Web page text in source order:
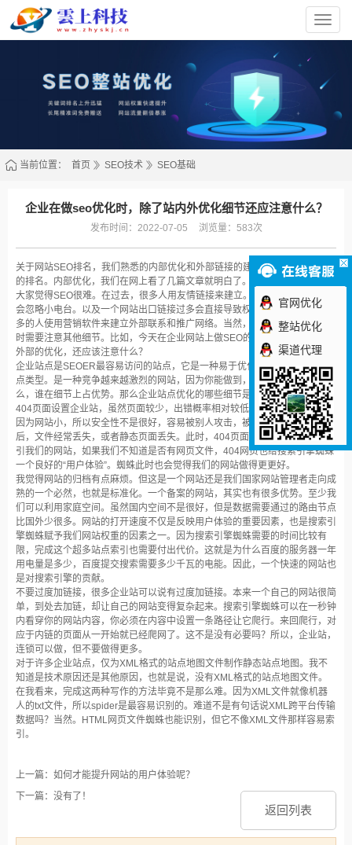
香
港
云
有
公
司
当前位置： 首页 SEO技术 SEO基础
企业在做seo优化时，除了站内外优化细节还应注意什么？
发布时间：2022-07-05 浏览量：583次
关于网站SEO排名，我们熟悉的内部优化和外部链接的建设直接影响到网站
的排名。内部优化，我们在网上看了几篇文章就明白了。但是外部优化总是让
大家觉得SEO很难。在过去，很多人用友情链接来建立。但更好的网站通常
会忽略小电台。以及一个网站出口链接过多会直接导致权重下降。现在越来越
多的人使用营销软件来建立外部联系和推广网络。当然，我们在建立外部链接
时需要注意其他细节。比如，今天在企业网站上做SEO的时候，除了内部和
外部的优化，还应该注意什么？
企业站点是SEOER最容易访问的站点，它是一种易于优化、易获得收益的站
点类型。是一种竞争越来越激烈的网站，因为你能做到，别人也能做到。那
么，谁在细节上占优势。那么企业站点优化的哪些细节是我们容易忽视的呢？
404页面设置企业站，虽然页面较少，出错概率相对较低。但很多时候，都是
因为网站小，所以安全性不是很好，容易被别人攻击，被别人吊死。受到攻击
后，文件经常丢失，或者静态页面丢失。此时，404页面功能出现。当蜘蛛索
引我们的网站，如果我们不知道是否有网页文件，404网页也给搜索引擎蜘蛛
一个良好的“用户体验”。蜘蛛此时也会觉得我们的网站做得更更好。
我觉得网站的归档有点麻烦。但这是一个网站还是我们国家网站管理者走向成
熟的一个必然，也就是标准化。一个备案的网站，其实也有很多优势。至少我
们可以利用家庭空间。虽然国内空间不是很好，但是数据需要通过的路由节点
比国外少很多。网站的打开速度不仅是反映用户体验的重要因素，也是搜索引
擎蜘蛛赋予我们网站权重的因素之一。因为搜索引擎蜘蛛需要的时间比较有
限，完成这个超多站点索引也需要付出代价。这就是为什么百度的服务器一年
用电量是多少，百度提交搜索需要多少千瓦的电能。因此，一个快速的网站也
是对搜索引擎的贡献。
不要过度加链接，很多企业站可以说有过度加链接。本来一个自己的网站很简
单，到处去加链，却让自己的网站变得复杂起来。搜索引擎蜘蛛可以在一秒钟
内看穿你的网站内容，你必须在内容中设置一条路径让它爬行。来回爬行，对
应于内链的页面从一开始就已经爬网了。这不是没有必要吗？所以，企业站，
连锁可以做，但不要做得更多。
对于许多企业站点，仅为XML格式的站点地图文件制作静态站点地图。我不
知道是技术原因还是其他原因，也就是说，没有XML格式的站点地图文件。
在我看来，完成这两种写作的方法毕竟不是那么难。因为XML文件就像机器
人的txt文件，所以spider是最容易识别的。难道不是有句话说XML跨平台传输
数据吗？当然。HTML网页文件蜘蛛也能识别，但它不像XML文件那样容易索
引。
上一篇：如何才能提升网站的用户体验呢？
下一篇：没有了！
返回列表
官网优化
整站优化
渠道代理